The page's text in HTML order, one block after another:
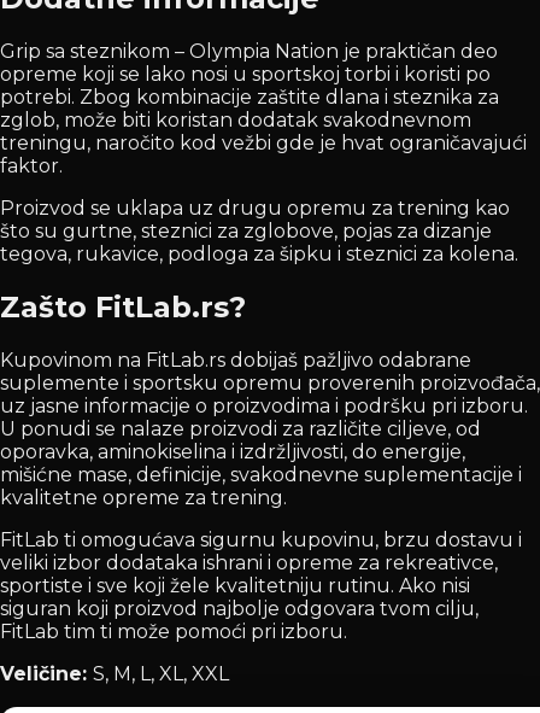
Grip sa steznikom – Olympia Nation je praktičan deo
opreme koji se lako nosi u sportskoj torbi i koristi po
potrebi. Zbog kombinacije zaštite dlana i steznika za
zglob, može biti koristan dodatak svakodnevnom
treningu, naročito kod vežbi gde je hvat ograničavajući
faktor.
Proizvod se uklapa uz drugu opremu za trening kao
što su gurtne, steznici za zglobove, pojas za dizanje
tegova, rukavice, podloga za šipku i steznici za kolena.
Zašto FitLab.rs?
Kupovinom na FitLab.rs dobijaš pažljivo odabrane
suplemente i sportsku opremu proverenih proizvođača,
uz jasne informacije o proizvodima i podršku pri izboru.
U ponudi se nalaze proizvodi za različite ciljeve, od
oporavka, aminokiselina i izdržljivosti, do energije,
mišićne mase, definicije, svakodnevne suplementacije i
kvalitetne opreme za trening.
FitLab ti omogućava sigurnu kupovinu, brzu dostavu i
veliki izbor dodataka ishrani i opreme za rekreativce,
sportiste i sve koji žele kvalitetniju rutinu. Ako nisi
siguran koji proizvod najbolje odgovara tvom cilju,
FitLab tim ti može pomoći pri izboru.
Veličine: S, M, L, XL, XXL